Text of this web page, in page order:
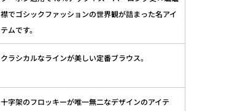
襟でゴシックファッションの世界観が詰まった名アイ
テムです。
クラシカルなラインが美しい定番ブラウス。
十字架のフロッキーが唯一無二なデザインのアイテ